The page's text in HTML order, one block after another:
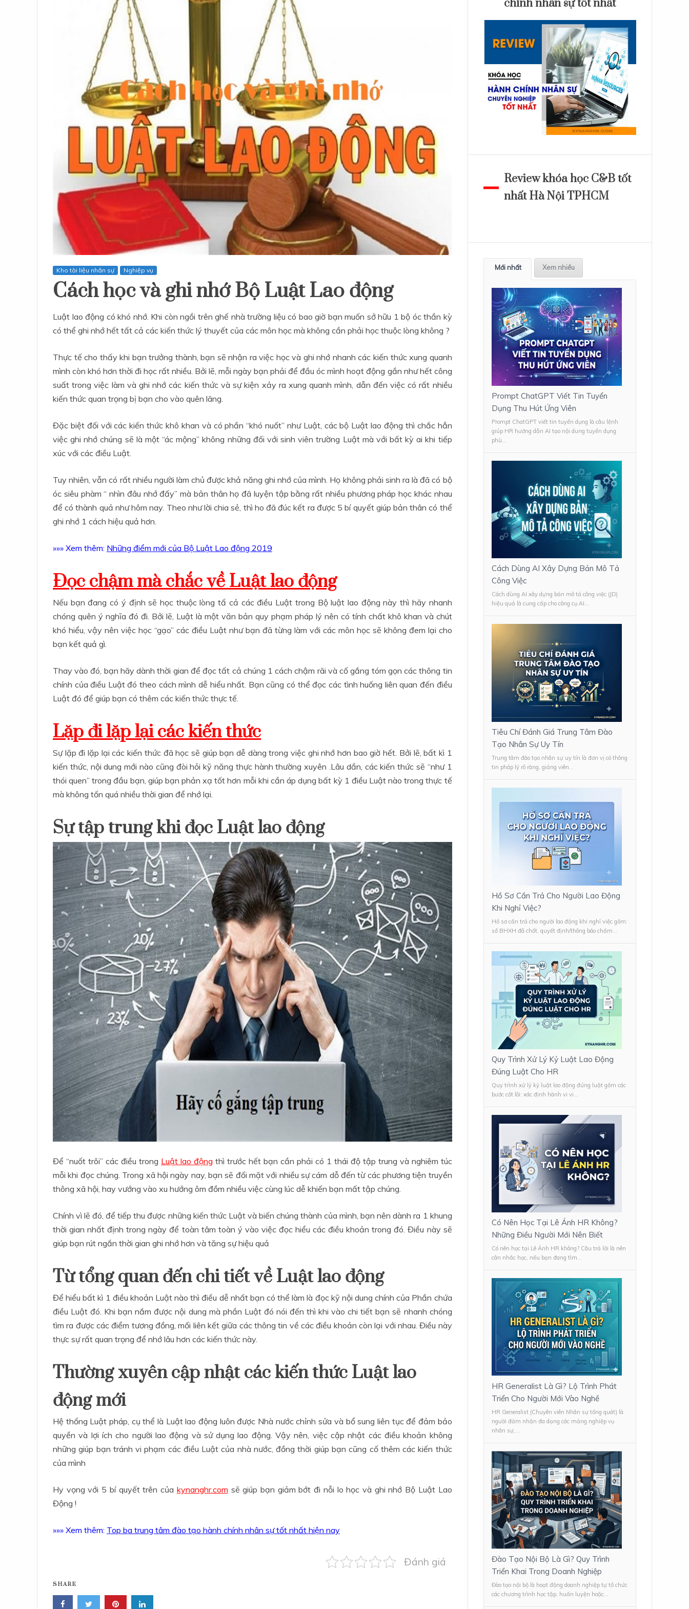
Kho tài liệu nhân sự Nghiệp vụ
Cách học và ghi nhớ Bộ Luật Lao động
Luật lao động có khó nhớ. Khi còn ngồi trên ghế nhà trường liệu có bao giờ bạn muốn sở hữu 1 bộ óc thần kỳ
có thể ghi nhớ hết tất cả các kiến thức lý thuyết của các môn học mà không cần phải học thuộc lòng không ?
Thực tế cho thấy khi bạn trưởng thành, bạn sẽ nhận ra việc học và ghi nhớ nhanh các kiến thức xung quanh
mình còn khó hơn thời đi học rất nhiều. Bởi lẽ, mỗi ngày bạn phải để đầu óc mình hoạt động gần như hết công
suất trong việc làm và ghi nhớ các kiến thức và sự kiện xảy ra xung quanh mình, dẫn đến việc có rất nhiều
kiến thức quan trọng bị bạn cho vào quên lãng.
Đặc biệt đối với các kiến thức khô khan và có phần “khó nuốt” như Luật, các bộ Luật lao động thì chắc hẳn
việc ghi nhớ chúng sẽ là một “ác mộng” không những đối với sinh viên trường Luật mà với bất kỳ ai khi tiếp
xúc với các điều Luật.
Tuy nhiên, vẫn có rất nhiều người làm chủ được khả năng ghi nhớ của mình. Họ không phải sinh ra là đã có bộ
óc siêu phàm “ nhìn đâu nhớ đấy” mà bản thân họ đã luyện tập bằng rất nhiều phương pháp học khác nhau
để có thành quả như hôm nay. Theo như lời chia sẻ, thì ho đã đúc kết ra được 5 bí quyết giúp bản thân có thể
ghi nhớ 1 cách hiệu quả hơn.
»»» Xem thêm: Những điểm mới của Bộ Luật Lao động 2019
Đọc chậm mà chắc về Luật lao động
Nếu bạn đang có ý định sẽ học thuộc lòng tấ cả các điều Luật trong Bộ luật lao động này thì hãy nhanh
chóng quên ý nghĩa đó đi. Bởi lẽ, Luật là một văn bản quy phạm pháp lý nên có tính chất khô khan và chút
khó hiểu, vậy nên việc học “gạo” các điều Luật như bạn đã từng làm với các môn học sẽ không đem lại cho
bạn kết quả gì.
Thay vào đó, bạn hãy dành thời gian để đọc tất cả chúng 1 cách chậm rãi và cố gắng tóm gọn các thông tin
chính của điều Luật đó theo cách mình dễ hiểu nhất. Bạn cũng có thể đọc các tình huống liên quan đến điều
Luật đó để giúp bạn có thêm các kiến thức thực tế.
Lặp đi lặp lại các kiến thức
Sự lặp đi lặp lại các kiến thức đã học sẽ giúp bạn dễ dàng trong việc ghi nhớ hơn bao giờ hết. Bởi lẽ, bất kì 1
kiến thức, nội dung mới nào cũng đòi hỏi kỹ năng thực hành thường xuyên .Lâu dần, các kiến thức sẽ “như 1
thói quen” trong đầu bạn, giúp bạn phản xạ tốt hơn mỗi khi cần áp dụng bất kỳ 1 điều Luật nào trong thực tế
mà không tốn quá nhiều thời gian để nhớ lại.
Sự tập trung khi đọc Luật lao động
Để “nuốt trôi” các điều trong Luật lao động thì trước hết bạn cần phải có 1 thái độ tập trung và nghiêm túc
mỗi khi đọc chúng. Trong xã hội ngày nay, bạn sẽ đối mặt với nhiều sự cám dỗ đến từ các phương tiện truyền
thông xã hội, hay vướng vào xu hướng ôm đồm nhiều việc cùng lúc dễ khiến bạn mất tập chúng.
Chính vì lẽ đó, để tiếp thu được những kiến thức Luật và biến chúng thành của mình, bạn nên dành ra 1 khung
thời gian nhất định trong ngày để toàn tâm toàn ý vào việc đọc hiểu các điều khoản trong đó. Điều này sẽ
giúp bạn rút ngắn thời gian ghi nhớ hơn và tăng sự hiệu quả
Từ tổng quan đến chi tiết về Luật lao động
Để hiểu bất kì 1 điều khoản Luật nào thì điều dễ nhất bạn có thể làm là đọc kỹ nội dung chính của Phần chứa
điều Luật đó. Khi bạn nắm được nội dung mà phần Luật đó nói đến thì khi vào chi tiết bạn sẽ nhanh chóng
tìm ra được các điểm tương đồng, mối liên kết giữa các thông tin về các điều khoản còn lại với nhau. Điều này
thực sự rất quan trọng để nhớ lâu hơn các kiến thức này.
Thường xuyên cập nhật các kiến thức Luật lao
động mới
Hệ thống Luật pháp, cụ thể là Luật lao động luôn được Nhà nước chỉnh sửa và bổ sung liên tục để đảm bảo
quyền và lợi ích cho người lao động và sử dụng lao động. Vậy nên, việc cập nhật các điều khoản không
những giúp bạn tránh vi phạm các điều Luật của nhà nước, đồng thời giúp bạn cũng cố thêm các kiến thức
của mình
Hy vọng với 5 bí quyết trên của kynanghr.com sẽ giúp bạn giảm bớt đi nỗi lo học và ghi nhớ Bộ Luật Lao
Động !
»»» Xem thêm: Top ba trung tâm đào tạo hành chính nhân sự tốt nhất hiện nay
Đánh giá
SHARE
chính nhân sự tốt nhất
Review khóa học C&B tốt
nhất Hà Nội TPHCM
Mới nhất Xem nhiều
Prompt ChatGPT Viết Tin Tuyển
Dụng Thu Hút Ứng Viên
Prompt ChatGPT viết tin tuyển dụng là câu lệnh
giúp HR hướng dẫn AI tạo nội dung tuyển dụng
phù...
Cách Dùng AI Xây Dựng Bản Mô Tả
Công Việc
Cách dùng AI xây dựng bản mô tả công việc (JD)
hiệu quả là cung cấp cho công cụ AI...
Tiêu Chí Đánh Giá Trung Tâm Đào
Tạo Nhân Sự Uy Tín
Trung tâm đào tạo nhân sự uy tín là đơn vị có thông
tin pháp lý rõ ràng, giảng viên...
Hồ Sơ Cần Trả Cho Người Lao Động
Khi Nghỉ Việc?
Hồ sơ cần trả cho người lao động khi nghỉ việc gồm:
sổ BHXH đã chốt, quyết định/thông báo chấm...
Quy Trình Xử Lý Kỷ Luật Lao Động
Đúng Luật Cho HR
Quy trình xử lý kỷ luật lao động đúng luật gồm các
bước cốt lõi: xác định hành vi vi...
Có Nên Học Tại Lê Ánh HR Không?
Những Điều Người Mới Nên Biết
Có nên học tại Lê Ánh HR không? Câu trả lời là nên
cân nhắc học, nếu bạn đang tìm...
HR Generalist Là Gì? Lộ Trình Phát
Triển Cho Người Mới Vào Nghề
HR Generalist (Chuyên viên Nhân sự tổng quát) là
người đảm nhận đa dạng các mảng nghiệp vụ
nhân sự,...
Đào Tạo Nội Bộ Là Gì? Quy Trình
Triển Khai Trong Doanh Nghiệp
Đào tạo nội bộ là hoạt động doanh nghiệp tự tổ chức
các chương trình học tập, huấn luyện hoặc...